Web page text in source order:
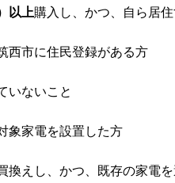
以上購入し、かつ、自ら居
西市に住民登録がある方
いないこと
象家電を設置した方
換えし、かつ、既存の家電